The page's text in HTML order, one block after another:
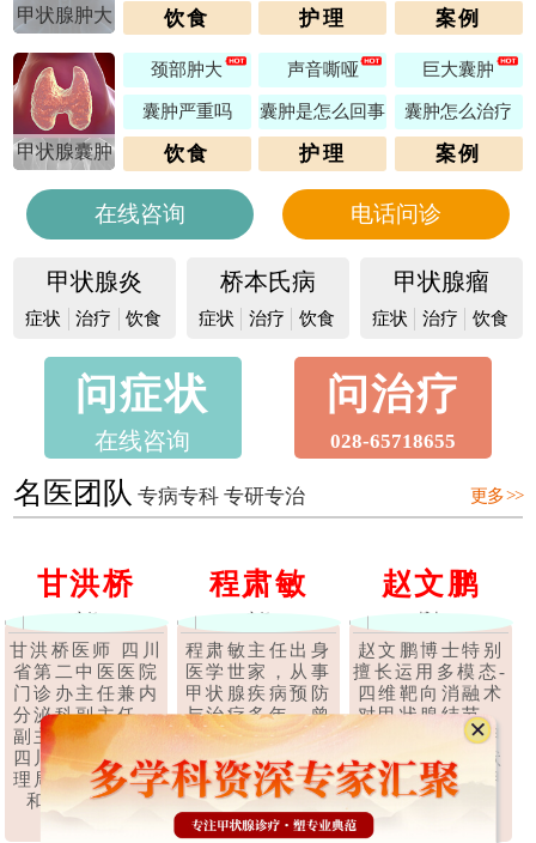
甲状腺肿大 饮食 护理 案例
甲状腺囊肿
颈部肿大 声音嘶哑 巨大囊肿
囊肿严重吗 囊肿是怎么回事 囊肿怎么治疗
饮食 护理 案例
在线咨询 电话问诊
甲状腺炎
症状 治疗 饮食
桥本氏病
症状 治疗 饮食
甲状腺瘤
症状 治疗 饮食
问症状
在线咨询
问治疗
028-65718655
名医团队 专病专科 专研专治 更多 >>
甘洪桥
主任
甘洪桥医师 四川
省第二中医医院
门诊办主任兼内
分泌科副主任，
副主任中医师，
四川省中医药管
理局第六批学术
和技术带头..
程肃敏
主任
程肃敏主任出身
医学世家，从事
甲状腺疾病预防
与治疗多年，曾
在深圳、上海、
广东等多家医院
任职甲状腺科医
师，后经成都..
【详细】
赵文鹏
博士
赵文鹏博士特别
擅长运用多模态-
四维靶向消融术
对甲状腺结节、
甲状腺腺瘤、甲
状腺囊肿、甲状
腺乳头状癌等甲
状腺疾..【详